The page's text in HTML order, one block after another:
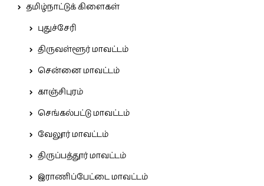
தமிழ்நாட்டுக் கிளைகள்
புதுச்சேரி
திருவள்ளூர் மாவட்டம்
சென்னை மாவட்டம்
காஞ்சிபுரம்
செங்கல்பட்டு மாவட்டம்
வேலூர் மாவட்டம்
திருப்பத்தூர் மாவட்டம்
இராணிப்பேட்டை மாவட்டம்